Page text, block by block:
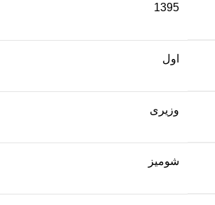
1395
اول
وزیری
شومیز